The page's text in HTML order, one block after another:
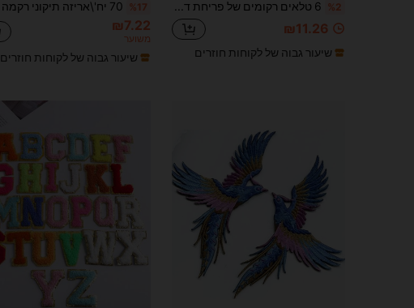
%2
₪11.26
שיעור גבוה של לקוחות חוזרים
%17
₪7.22
משוער
שיעור גבוה של לקוחות חוזרים